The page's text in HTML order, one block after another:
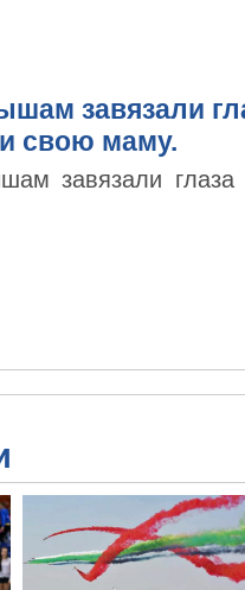
завязали
свою маму.
завязали